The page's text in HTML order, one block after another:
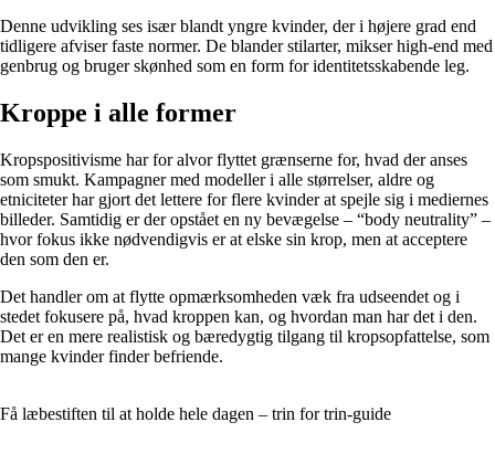
Denne udvikling ses især blandt yngre kvinder, der i højere grad end
tidligere afviser faste normer. De blander stilarter, mikser high-end med
genbrug og bruger skønhed som en form for identitetsskabende leg.
Kroppe i alle former
Kropspositivisme har for alvor flyttet grænserne for, hvad der anses
som smukt. Kampagner med modeller i alle størrelser, aldre og
etniciteter har gjort det lettere for flere kvinder at spejle sig i mediernes
billeder. Samtidig er der opstået en ny bevægelse – “body neutrality” –
hvor fokus ikke nødvendigvis er at elske sin krop, men at acceptere
den som den er.
Det handler om at flytte opmærksomheden væk fra udseendet og i
stedet fokusere på, hvad kroppen kan, og hvordan man har det i den.
Det er en mere realistisk og bæredygtig tilgang til kropsopfattelse, som
mange kvinder finder befriende.
Få læbestiften til at holde hele dagen – trin for trin-guide